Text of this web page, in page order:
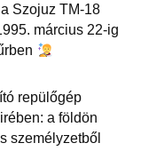
Szojuz TM-18
március 22-ig
repülőgép
a földön
személyzetből